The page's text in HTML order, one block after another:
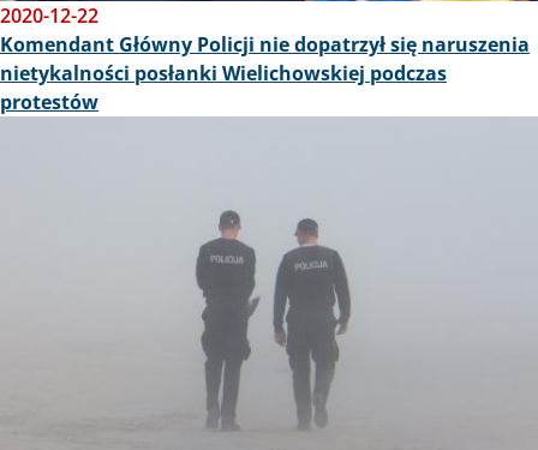
2020-12-22
Komendant Główny Policji nie dopatrzył się naruszenia
nietykalności posłanki Wielichowskiej podczas
protestów